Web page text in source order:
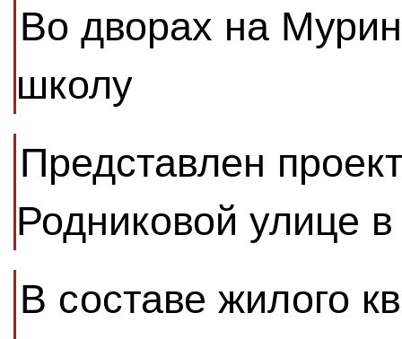
Во дворах на
школу
Представлен
Родниковой улице
В составе жилого